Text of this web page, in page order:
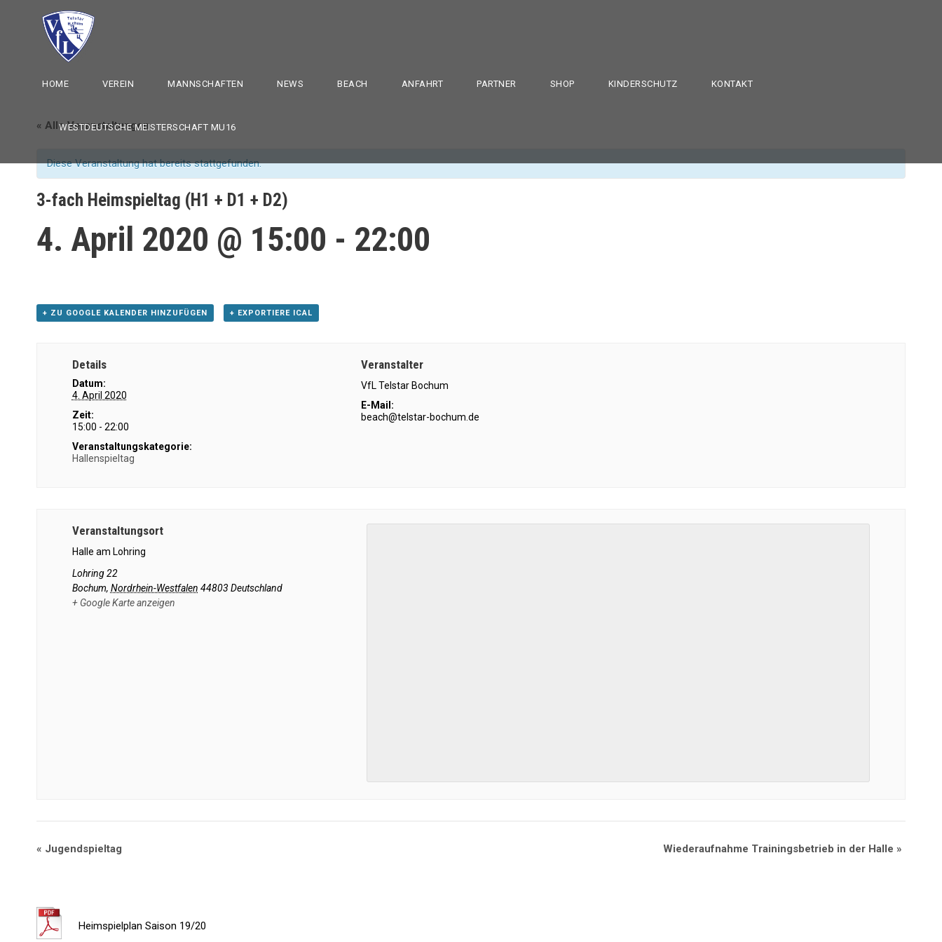
HOME VEREIN MANNSCHAFTEN NEWS BEACH ANFAHRT PARTNER SHOP KINDERSCHUTZ KONTAKT
WESTDEUTSCHE MEISTERSCHAFT MU16
« Alle Veranstaltungen
Diese Veranstaltung hat bereits stattgefunden.
3-fach Heimspieltag (H1 + D1 + D2)
4. April 2020 @ 15:00 - 22:00
+ ZU GOOGLE KALENDER HINZUFÜGEN + EXPORTIERE ICAL
Details
Datum:
4. April 2020
Zeit:
15:00 - 22:00
Veranstaltungskategorie:
Hallenspieltag
Veranstalter
VfL Telstar Bochum
E-Mail:
beach@telstar-bochum.de
Veranstaltungsort
Halle am Lohring
Lohring 22
Bochum, Nordrhein-Westfalen 44803 Deutschland
+ Google Karte anzeigen
« Jugendspieltag Wiederaufnahme Trainingsbetrieb in der Halle »
Heimspielplan Saison 19/20